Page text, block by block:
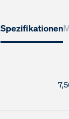
Spezifikationen